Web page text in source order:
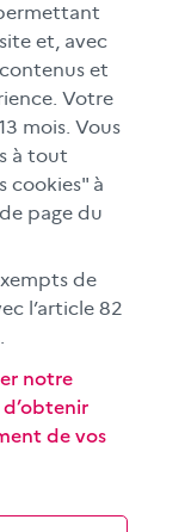
en
à
permettre aux
pour nous
issus des
et, avec
et
Votre
mois. Vous
à tout
cookies" à
page du
de
l’article 82
notre
de vos